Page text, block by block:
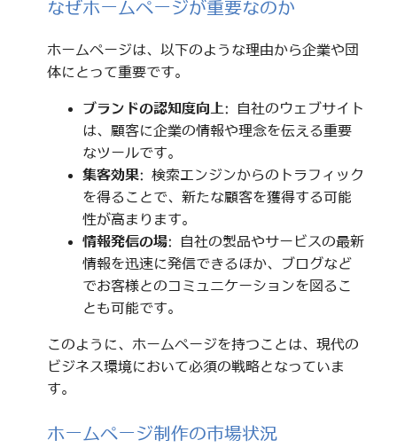
なぜホームページが重要なのか
ホームページは、以下のような理由から企業や団
体にとって重要です。
ブランドの認知度向上: 自社のウェブサイト
は、顧客に企業の情報や理念を伝える重要
なツールです。
集客効果: 検索エンジンからのトラフィック
を得ることで、新たな顧客を獲得する可能
性が高まります。
情報発信の場: 自社の製品やサービスの最新
情報を迅速に発信できるほか、ブログなど
でお客様とのコミュニケーションを図るこ
とも可能です。
このように、ホームページを持つことは、現代の
ビジネス環境において必須の戦略となっていま
す。
ホームページ制作の市場状況